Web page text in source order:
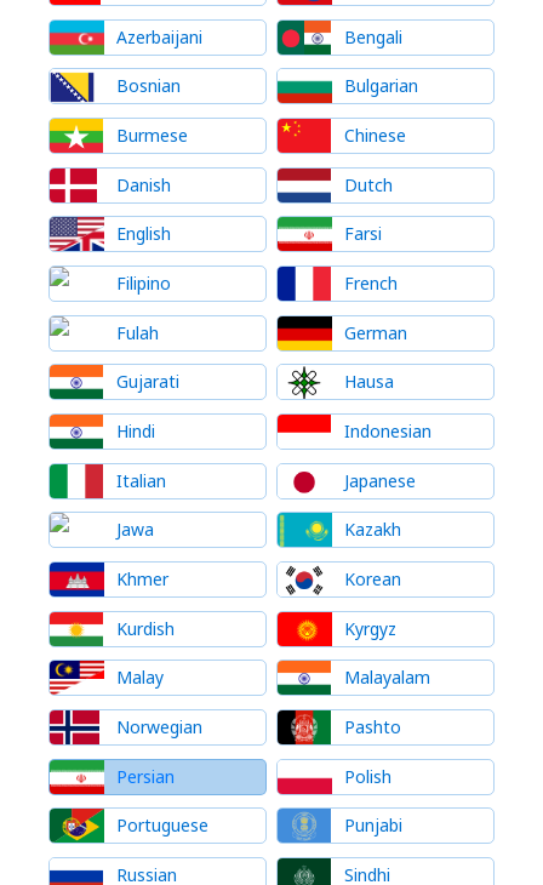
Azerbaijani Bengali
Bosnian Bulgarian
Burmese Chinese
Danish Dutch
English Farsi
Filipino French
Fulah German
Gujarati Hausa
Hindi Indonesian
Italian Japanese
Jawa Kazakh
Khmer Korean
Kurdish Kyrgyz
Malay Malayalam
Norwegian Pashto
Persian Polish
Portuguese Punjabi
Russian Sindhi